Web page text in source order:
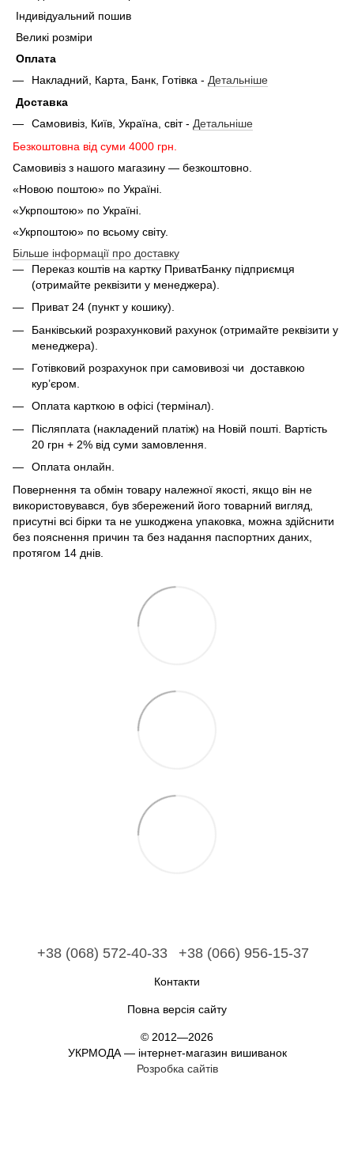
Індивідуальний пошив
Великі розміри
Оплата
Накладний, Карта, Банк, Готівка - Детальніше
Доставка
Самовивіз, Київ, Україна, світ - Детальніше
Безкоштовна від суми 4000 грн.
Самовивіз з нашого магазину — безкоштовно.
«Новою поштою» по Україні.
«Укрпоштою» по Україні.
«Укрпоштою» по всьому світу.
Більше інформації про доставку
Переказ коштів на картку ПриватБанку підприємця
(отримайте реквізити у менеджера).
Приват 24 (пункт у кошику).
Банківський розрахунковий рахунок (отримайте реквізити у
менеджера).
Готівковий розрахунок при самовивозі чи доставкою
кур’єром.
Оплата карткою в офісі (термінал).
Післяплата (накладений платіж) на Новій пошті. Вартість
20 грн + 2% від суми замовлення.
Оплата онлайн.
Повернення та обмін товару належної якості, якщо він не
використовувався, був збережений його товарний вигляд,
присутні всі бірки та не ушкоджена упаковка, можна здійснити
без пояснення причин та без надання паспортних даних,
протягом 14 днів.
+38 (068) 572-40-33 +38 (066) 956-15-37
Контакти
Повна версія сайту
© 2012—2026
УКРМОДА — інтернет-магазин вишиванок
Розробка сайтів